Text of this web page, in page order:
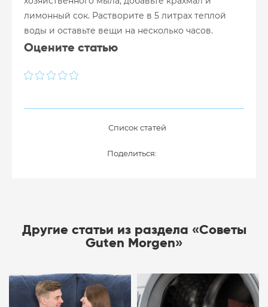
лимонный сок. Растворите в 5 литрах теплой
воды и оставьте вещи на несколько часов.
Оцените статью
Список статей
Поделиться:
Другие статьи из раздела «Советы
Guten Morgen»